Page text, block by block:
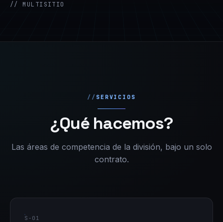
// MULTISITIO
SERVICIOS
¿Qué hacemos?
Las áreas de competencia de la división, bajo un solo
contrato.
S-01